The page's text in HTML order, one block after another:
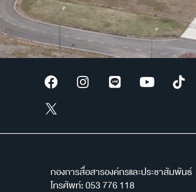
กองการสื่อสารองค์กรและประชาสัมพันธ์
โทรศัพท์: 053 776 118